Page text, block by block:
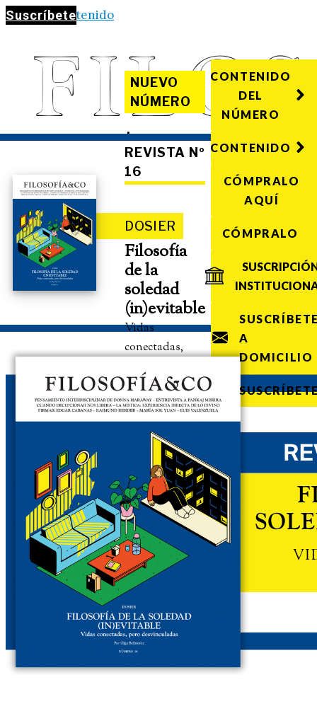
Suscríbete
Saltar al contenido
NUEVO
NÚMERO
·
REVISTA Nº
16
DOSIER
Filosofía
de la
soledad
(in)evitable
Vidas
conectadas,
desvinculadas
CONTENIDO
DEL
NÚMERO
CONTENIDO
CÓMPRALO
AQUÍ
CÓMPRALO
A
DOMICILIO